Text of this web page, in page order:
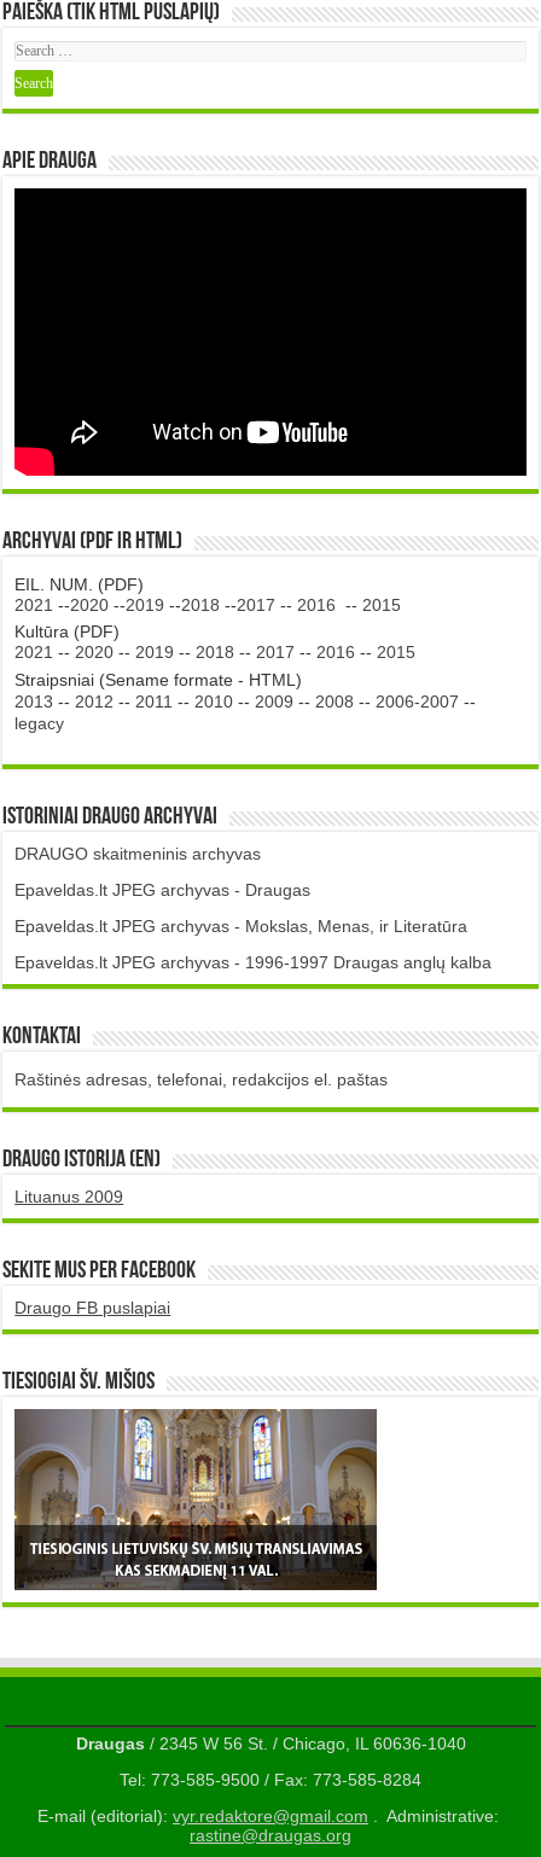
Paieška (tik HTML puslapių)
Apie DRAUGA
Archyvai (PDF ir HTML)
EIL. NUM. (PDF)
2021 --2020 --2019 --2018 --2017 -- 2016 -- 2015
Kultūra (PDF)
2021 -- 2020 -- 2019 -- 2018 -- 2017 -- 2016 -- 2015
Straipsniai (Sename formate - HTML)
2013 -- 2012 -- 2011 -- 2010 -- 2009 -- 2008 -- 2006-2007 --
legacy
Istoriniai DRAUGO Archyvai
DRAUGO skaitmeninis archyvas
Epaveldas.lt JPEG archyvas - Draugas
Epaveldas.lt JPEG archyvas - Mokslas, Menas, ir Literatūra
Epaveldas.lt JPEG archyvas - 1996-1997 Draugas anglų kalba
Kontaktai
Raštinės adresas, telefonai, redakcijos el. paštas
DRAUGO istorija (EN)
Lituanus 2009
Sekite mus per Facebook
Draugo FB puslapiai
TIESIOGIAI šv. MIŠIOS
Draugas/ 2345 W 56 St. / Chicago, IL 60636-1040
Tel: 773-585-9500 / Fax: 773-585-8284
E-mail (editorial): vyr.redaktore@gmail.com . Administrative:
rastine@draugas.org